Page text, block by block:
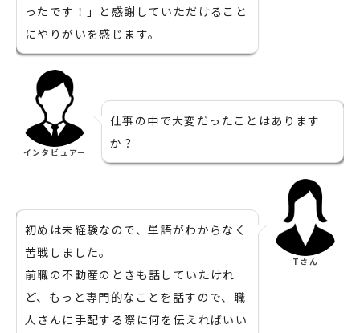
ったです！」と感謝していただけること
にやりがいを感じます。
インタビュアー
仕事の中で大変だったことはあります
か？
初めは未経験なので、単語がわからなく
苦戦しました。
前職の不動産のときも話していたけれ
ど、もっと専門的なことを話すので、職
人さんに手配する際に何を伝えればいい
Tさん